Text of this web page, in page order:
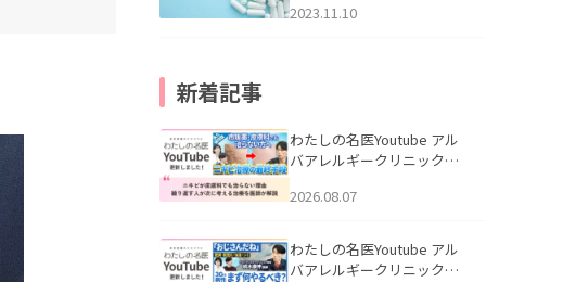
2023.11.10
新着記事
わたしの名医Youtube アル
バアレルギークリニック札
らない理由｜繰り返す人が
説」を公開いたしました。
2026.08.07
わたしの名医Youtube アル
バアレルギークリニック札